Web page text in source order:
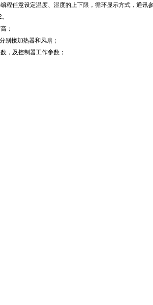
程任意设定温度、湿度的上下限，循环显示方式，通讯
；
别接加热器和风扇；
，及控制器工作参数；